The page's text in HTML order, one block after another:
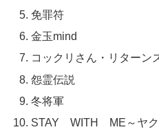
免罪符
金玉mind
コックリさん・リターン
怨霊伝説
冬将軍
STAY WITH ME～ヤク